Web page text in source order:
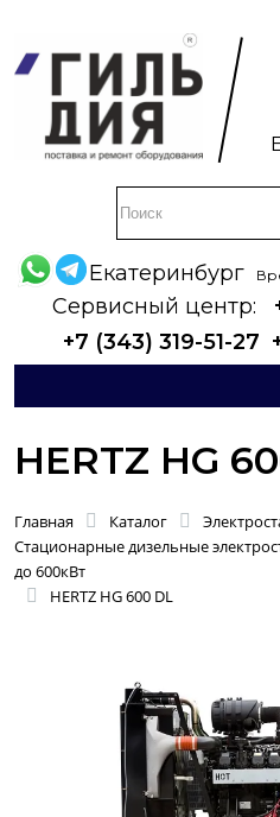
Екатеринбург
Сервисный центр:
+7 (343) 319-51-27
HERTZ HG
Главная Каталог
Стационарные дизельные
до 600кВт
HERTZ HG 600 DL